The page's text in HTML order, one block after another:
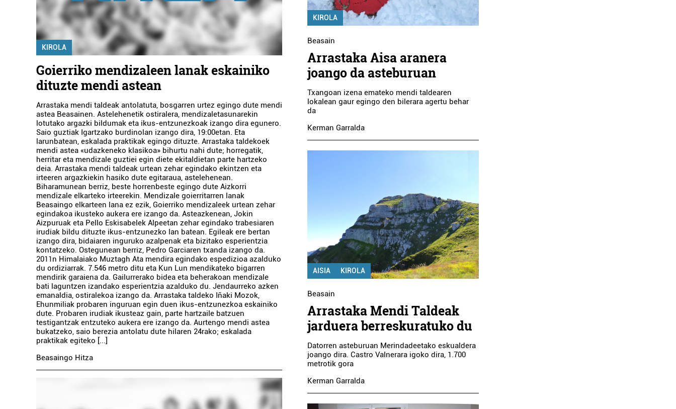
KIROLA
Goierriko mendizaleen lanak eskainiko
dituzte mendi astean
Arrastaka mendi taldeak antolatuta, bosgarren urtez egingo dute mendi
astea Beasainen. Astelehenetik ostiralera, mendizaletasunarekin
lotutako argazki bildumak eta ikus-entzunezkoak izango dira egunero.
Saio guztiak Igartzako burdinolan izango dira, 19:00etan. Eta
larunbatean, eskalada praktikak egingo dituzte. Arrastaka taldekoek
mendi astea «udazkeneko klasikoa» bihurtu nahi dute; horregatik,
herritar eta mendizale guztiei egin diete ekitaldietan parte hartzeko
deia. Arrastaka mendi taldeak urtean zehar egindako ekintzen eta
irteeren argazkiekin hasiko dute egitaraua, astelehenean.
Biharamunean berriz, beste horrenbeste egingo dute Aizkorri
mendizale elkarteko irteerekin. Mendizale goierritarren lanak
Beasaingo elkarteen lana ez ezik, Goierriko mendizaleek urtean zehar
egindakoa ikusteko aukera ere izango da. Asteazkenean, Jokin
Aizpuruak eta Pello Eskisabelek Alpeetan zehar egindako trabesiaren
irudiak bildu dituzte ikus-entzunezko lan batean. Egileak ere bertan
izango dira, bidaiaren inguruko azalpenak eta bizitako esperientzia
kontatzeko. Ostegunean berriz, Pedro Garciaren txanda izango da.
2011n Himalaiako Muztagh Ata mendira egindako espedizioa azalduko
du ordiziarrak. 7.546 metro ditu eta Kun Lun mendikateko bigarren
mendirik garaiena da. Gailurrerako bidea eta beherakoan mendizale
bati laguntzen izandako esperientzia azalduko du. Jendaurreko azken
emanaldia, ostiralekoa izango da. Arrastaka taldeko Iñaki Mozok,
Ehunmiliak probaren inguruan egin duen ikus-entzunezkoa eskainiko
dute. Probaren irudiak ikusteaz gain, parte hartzaile batzuen
testigantzak entzuteko aukera ere izango da. Aurtengo mendi astea
bukatzeko, saio berezia antolatu dute hilaren 24rako; eskalada
praktikak egiteko [...]
Beasaingo Hitza
KIROLA
Beasain
Arrastaka Aisa aranera
joango da asteburuan
Txangoan izena emateko mendi taldearen
lokalean gaur egingo den bilerara agertu behar
da
Kerman Garralda
AISIA KIROLA
Beasain
Arrastaka Mendi Taldeak
jarduera berreskuratuko du
Datorren asteburuan Merindadeetako eskualdera
joango dira. Castro Valnerara igoko dira, 1.700
metrotik gora
Kerman Garralda